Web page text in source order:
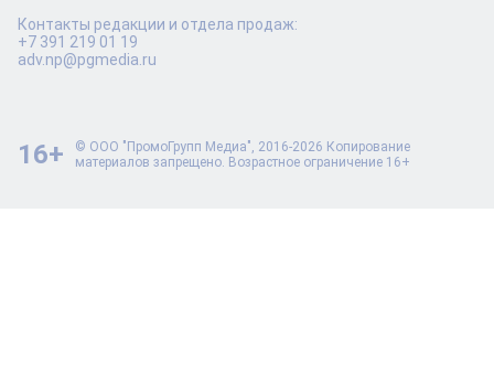
Контакты редакции и отдела продаж:
+7 391 219 01 19
adv.np@pgmedia.ru
© ООО "ПромоГрупп Медиа", 2016-2026 Копирование
материалов запрещено. Возрастное ограничение 16+
16+